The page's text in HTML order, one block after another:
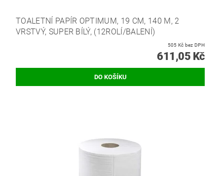
TOALETNÍ PAPÍR OPTIMUM, 19 CM, 140 M, 2
VRSTVÝ, SUPER BÍLÝ, (12ROLÍ/BALENÍ)
505 Kč bez DPH
611,05 Kč